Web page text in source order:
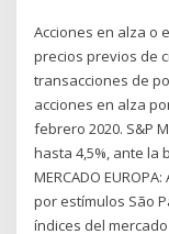
Acciones en alza o
precios previos de
transacciones de
acciones en alza
febrero 2020. S&P
hasta 4,5%, ante la
MERCADO
por estímulos São
índices del